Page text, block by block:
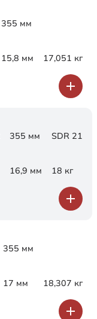
355 мм
15,8 мм 17,051 кг
355 мм SDR 21
16,9 мм 18 кг
355 мм
17 мм 18,307 кг